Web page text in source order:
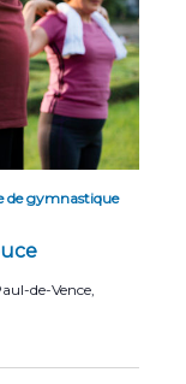
de gymnastique
de-Vence,